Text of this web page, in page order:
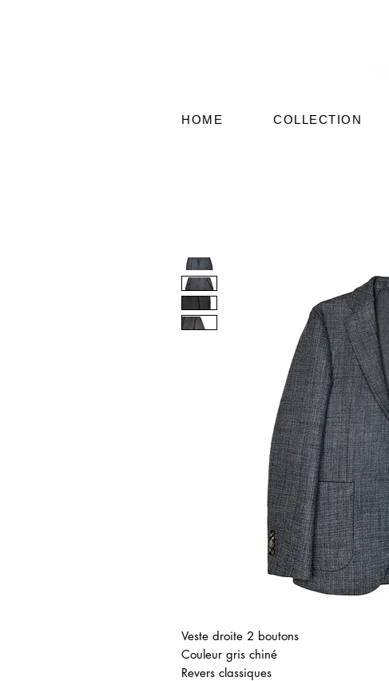
HOME COLLECTION
Veste droite 2 boutons
Couleur gris chiné
Revers classiques